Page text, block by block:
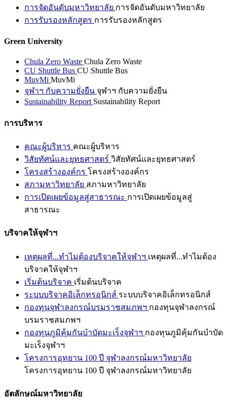
การจัดอันดับมหาวิทยาลัย การจัดอันดับมหาวิทยาลัย
การรับรองหลักสูตร การรับรองหลักสูตร
Green University
Chula Zero Waste Chula Zero Waste
CU Shuttle Bus CU Shuttle Bus
MuvMi MuvMi
จุฬาฯ กับความยั่งยืน จุฬาฯ กับความยั่งยืน
Sustainability Report Sustainability Report
การบริหาร
คณะผู้บริหาร คณะผู้บริหาร
วิสัยทัศน์และยุทธศาสตร์ วิสัยทัศน์และยุทธศาสตร์
โครงสร้างองค์กร โครงสร้างองค์กร
สภามหาวิทยาลัย สภามหาวิทยาลัย
การเปิดเผยข้อมูลสู่สาธารณะ การเปิดเผยข้อมูลสู่
สาธารณะ
บริจาคให้จุฬาฯ
เหตุผลที่...ทำไมต้องบริจาคให้จุฬาฯ เหตุผลที่...ทำไมต้อง
บริจาคให้จุฬาฯ
เริ่มต้นบริจาค เริ่มต้นบริจาค
ระบบบริจาคอิเล็กทรอนิกส์ ระบบบริจาคอิเล็กทรอนิกส์
กองทุนจุฬาลงกรณ์บรมราชสมภพฯ กองทุนจุฬาลงกรณ์
บรมราชสมภพฯ
กองทุนภูมิคุ้มกันบำบัดมะเร็งจุฬาฯ กองทุนภูมิคุ้มกันบำบัด
มะเร็งจุฬาฯ
โครงการอุทยาน 100 ปี จุฬาลงกรณ์มหาวิทยาลัย
โครงการอุทยาน 100 ปี จุฬาลงกรณ์มหาวิทยาลัย
อัตลักษณ์มหาวิทยาลัย